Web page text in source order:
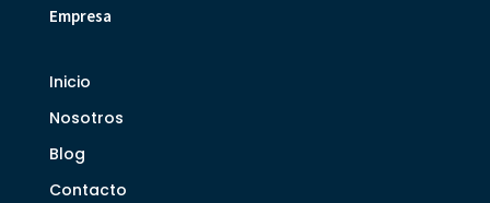
Empresa
Inicio
Nosotros
Blog
Contacto